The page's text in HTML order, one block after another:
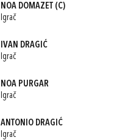
NOA DOMAZET(C)
Igrač
IVAN DRAGIĆ
Igrač
NOA PURGAR
Igrač
ANTONIO DRAGIĆ
Igrač